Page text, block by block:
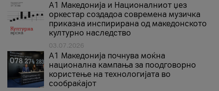
А1 Македонија и Националниот џез
оркестар создадоа современа музичка
приказна инспирирана од македонското
културно наследство
03.07.2026
A1 Македонија почнува моќна
национална кампања за поодговорно
користење на технологијата во
сообраќајот